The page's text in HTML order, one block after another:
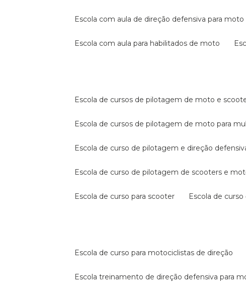
escola com aula de direção defensiva para moto
escola com aula para habilitados de moto
escola de cursos de pilotagem de moto e
escola de cursos de pilotagem de moto para
escola de curso de pilotagem e direção
escola de curso de pilotagem de scooters e
escola de curso para scooter escola de
escola de curso para motociclistas de direção
escola treinamento de direção defensiva para